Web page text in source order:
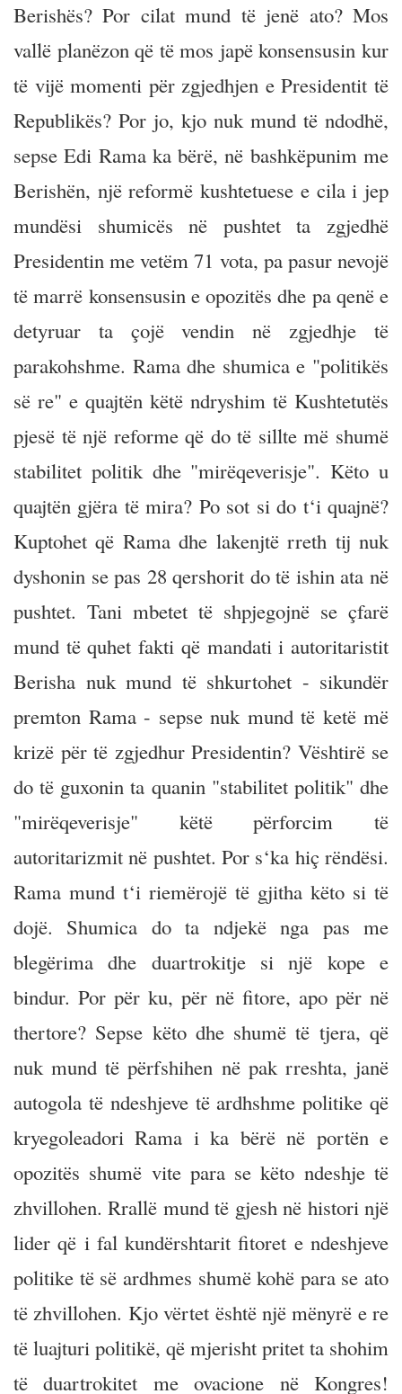
Berishës? Por cilat mund të jenë ato? Mos
vallë planëzon që të mos japë konsensusin kur
të vijë momenti për zgjedhjen e Presidentit të
Republikës? Por jo, kjo nuk mund të ndodhë,
sepse Edi Rama ka bërë, në bashkëpunim me
Berishën, një reformë kushtetuese e cila i jep
mundësi shumicës në pushtet ta zgjedhë
Presidentin me vetëm 71 vota, pa pasur nevojë
të marrë konsensusin e opozitës dhe pa qenë e
detyruar ta çojë vendin në zgjedhje të
parakohshme. Rama dhe shumica e "politikës
së re" e quajtën këtë ndryshim të Kushtetutës
pjesë të një reforme që do të sillte më shumë
stabilitet politik dhe "mirëqeverisje". Këto u
quajtën gjëra të mira? Po sot si do t‘i quajnë?
Kuptohet që Rama dhe lakenjtë rreth tij nuk
dyshonin se pas 28 qershorit do të ishin ata në
pushtet. Tani mbetet të shpjegojnë se çfarë
mund të quhet fakti që mandati i autoritaristit
Berisha nuk mund të shkurtohet - sikundër
premton Rama - sepse nuk mund të ketë më
krizë për të zgjedhur Presidentin? Vështirë se
do të guxonin ta quanin "stabilitet politik" dhe
"mirëqeverisje" këtë përforcim të
autoritarizmit në pushtet. Por s‘ka hiç rëndësi.
Rama mund t‘i riemërojë të gjitha këto si të
dojë. Shumica do ta ndjekë nga pas me
blegërima dhe duartrokitje si një kope e
bindur. Por për ku, për në fitore, apo për në
thertore? Sepse këto dhe shumë të tjera, që
nuk mund të përfshihen në pak rreshta, janë
autogola të ndeshjeve të ardhshme politike që
kryegoleadori Rama i ka bërë në portën e
opozitës shumë vite para se këto ndeshje të
zhvillohen. Rrallë mund të gjesh në histori një
lider që i fal kundërshtarit fitoret e ndeshjeve
politike të së ardhmes shumë kohë para se ato
të zhvillohen. Kjo vërtet është një mënyrë e re
të luajturi politikë, që mjerisht pritet ta shohim
të duartrokitet me ovacione në Kongres!